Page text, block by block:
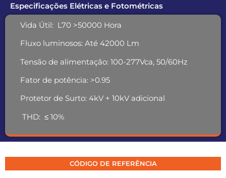
Especificações Elétricas e Fotométricas
Vida Útil: L70 >50000 Hora
Fluxo luminosos: Até 42000 Lm
Tensão de alimentação: 100-277Vca, 50/60Hz
Fator de potência: >0.95
Protetor de Surto: 4kV + 10kV adicional
THD: ≤ 10%
CÓDIGO DE REFERÊNCIA